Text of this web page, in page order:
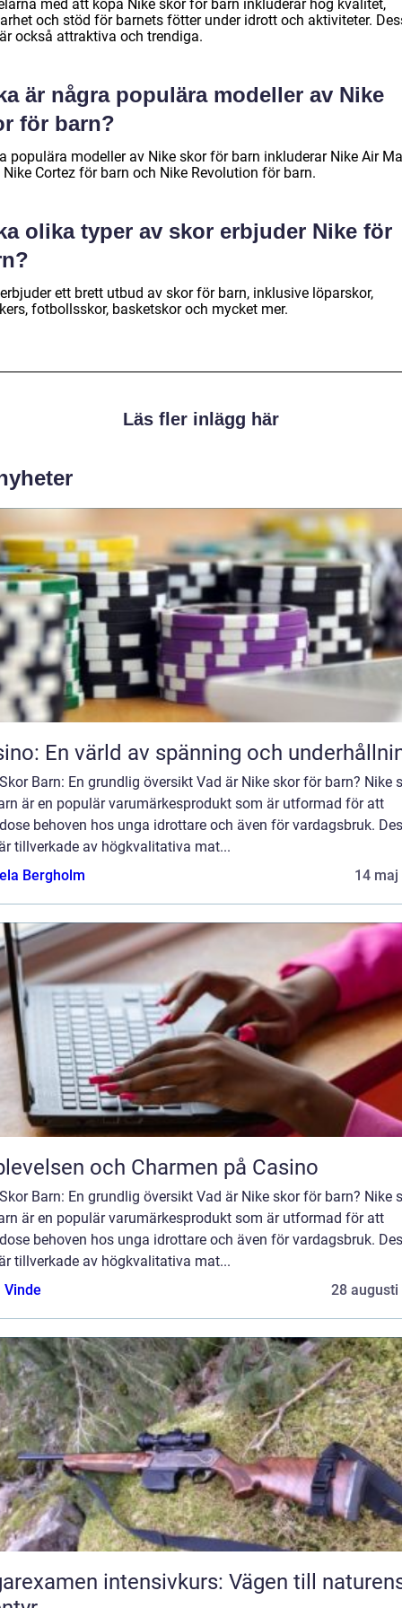
med att köpa Nike skor för barn inkluderar hög kvalitet,
och stöd för barnets fötter under idrott och aktiviteter.
också attraktiva och trendiga.
är några populära modeller av Nike
för barn?
populära modeller av Nike skor för barn inkluderar Nike Air
Nike Cortez för barn och Nike Revolution för barn.
olika typer av skor erbjuder Nike för
ett brett utbud av skor för barn, inklusive löparskor,
fotbollsskor, basketskor och mycket mer.
Läs fler inlägg här
En värld av spänning och
Barn: En grundlig översikt Vad är Nike skor för barn? Nike
är en populär varumärkesprodukt som är utformad för att
behoven hos unga idrottare och även för vardagsbruk.
tillverkade av högkvalitativa mat...
Bergholm
14 maj
och Charmen på Casino
Barn: En grundlig översikt Vad är Nike skor för barn? Nike
är en populär varumärkesprodukt som är utformad för att
behoven hos unga idrottare och även för vardagsbruk.
tillverkade av högkvalitativa mat...
Vinde
28 augusti
intensivkurs: Vägen till